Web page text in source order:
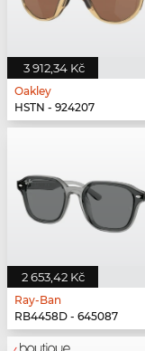
3 912,34 Kč
Oakley
HSTN - 924207
2 653,42 Kč
Ray-Ban
RB4458D - 645087